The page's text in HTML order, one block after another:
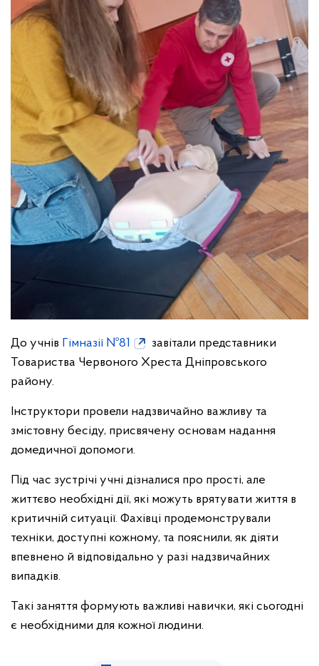
До учнів Гімназії №81
завітали представники
Товариства Червоного Хреста Дніпровського
району.
Інструктори провели надзвичайно важливу та
змістовну бесіду, присвячену основам надання
домедичної допомоги.
Під час зустрічі учні дізналися про прості, але
життєво необхідні дії, які можуть врятувати життя в
критичній ситуації. Фахівці продемонстрували
техніки, доступні кожному, та пояснили, як діяти
впевнено й відповідально у разі надзвичайних
випадків.
Такі заняття формують важливі навички, які сьогодні
є необхідними для кожної людини.